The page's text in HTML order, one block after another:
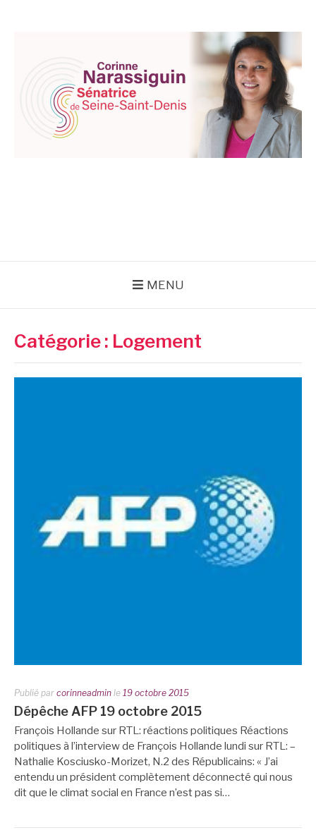
MENU
Catégorie : Logement
Publié par corinneadmin le 19 octobre 2015
Dépêche AFP 19 octobre 2015
François Hollande sur RTL: réactions politiques Réactions
politiques à l’interview de François Hollande lundi sur RTL: –
Nathalie Kosciusko-Morizet, N.2 des Républicains: « J’ai
entendu un président complètement déconnecté qui nous
dit que le climat social en France n’est pas si…